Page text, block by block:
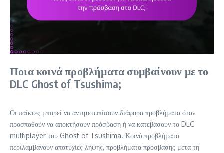
Ποια κοινά προβλήματα συμβαίνουν με το
DLC Ghost of Tsushima;
Οι παίκτες μπορεί να αντιμετωπίσουν διάφορα προβλήματα όταν
προσπαθούν να αποκτήσουν πρόσβαση ή να κατεβάσουν το DLC
multiplayer του Ghost of Tsushima. Κοινά προβλήματα
περιλαμβάνουν αποτυχίες λήψης, προβλήματα πρόσβασης μετά τη